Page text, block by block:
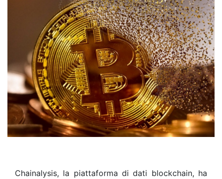
Chainalysis, la piattaforma di dati blockchain, ha